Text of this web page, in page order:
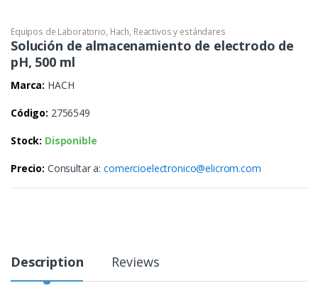
Equipos de Laboratorio, Hach, Reactivos y estándares
Solución de almacenamiento de electrodo de
pH, 500 ml
Marca: HACH
Código: 2756549
Stock: Disponible
Precio: Consultar a:comercioelectronico@elicrom.com
Description Reviews